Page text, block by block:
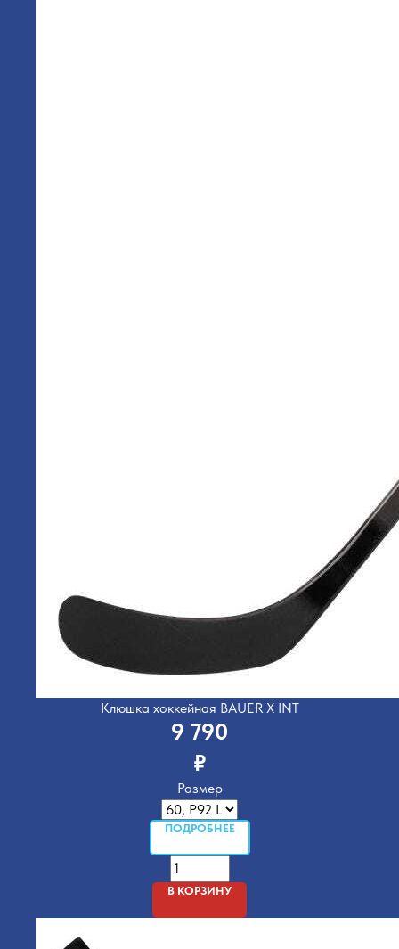
Клюшка хоккейная BAUER X INT
9 790
₽
Размер
ПОДРОБНЕЕ
В КОРЗИНУ